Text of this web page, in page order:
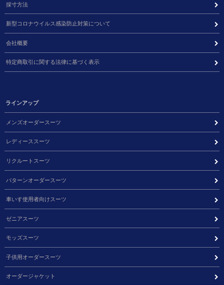
採寸方法
新型コロナウイルス感染防止対策について
会社概要
特定商取引に関する法律に基づく表示
ラインアップ
メンズオーダースーツ
レディーススーツ
リクルートスーツ
パターンオーダースーツ
車いす使用者向けスーツ
ゼニアスーツ
モッズスーツ
子供用オーダースーツ
オーダージャケット